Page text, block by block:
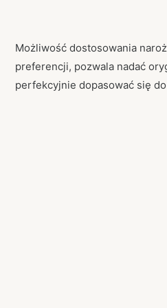
Możliwość dostosowania
preferencji, pozwala nadać
perfekcyjnie dopasować się